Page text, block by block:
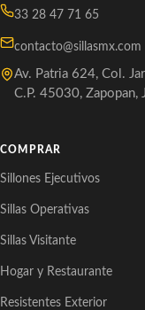
33 28 47 71 65
contacto@sillasmx.com
Av. Patria 624, Col.
C.P. 45030, Zapopan,
COMPRAR
Sillones Ejecutivos
Sillas Operativas
Sillas Visitante
Hogar y Restaurante
Resistentes Exterior